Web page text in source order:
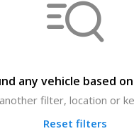
any vehicle based
filter, location or
Reset filters